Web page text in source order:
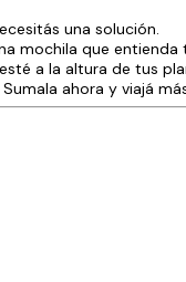
una solución.
mochila que
a la altura de tus
ahora y viajá